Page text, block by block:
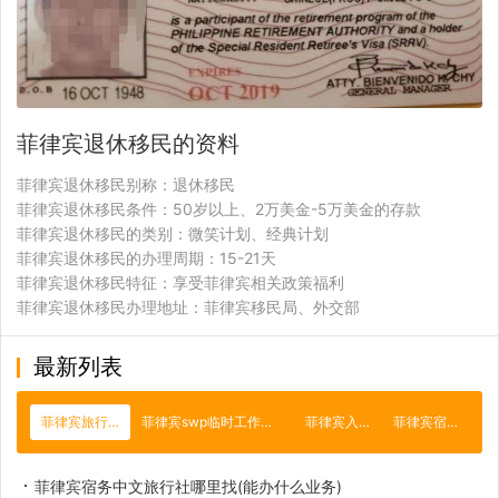
菲律宾退休移民的资料
菲律宾退休移民别称：退休移民
菲律宾退休移民条件：50岁以上、2万美金-5万美金的存款
菲律宾退休移民的类别：微笑计划、经典计划
菲律宾退休移民的办理周期：15-21天
菲律宾退休移民特征：享受菲律宾相关政策福利
菲律宾退休移民办理地址：菲律宾移民局、外交部
最新列表
菲律宾旅行社 菲律宾swp临时工作签证 菲律宾入籍 菲律宾宿务
菲律宾宿务中文旅行社哪里找(能办什么业务)